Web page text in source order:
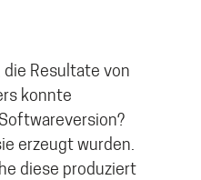
die Resultate von
konnte
erzeugt wurden.
diese produziert